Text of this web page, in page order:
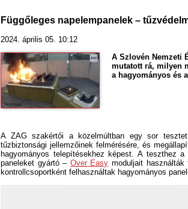
Függőleges napelempanelek –
2024. április 05. 10:12
A Szlovén Nemzeti
mutatott rá, milyen
a hagyományos és
A ZAG szakértői a közelmúltban egy sor
tűzbiztonsági jellemzőinek felmérésére, és
hagyományos telepítésekhez képest. A teszthez
paneleket gyártó – Over Easy moduljait
kontrollcsoportként felhasználtak hagyományos